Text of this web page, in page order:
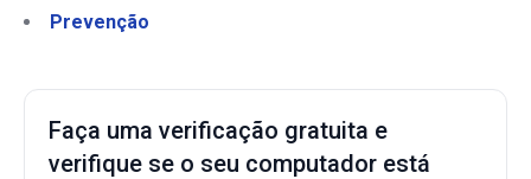
Prevenção
Faça uma verificação gratuita e
verifique se o seu computador está